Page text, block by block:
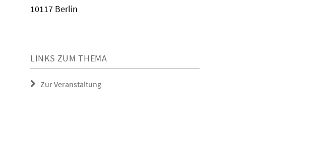
10117 Berlin
LINKS ZUM THEMA
Zur Veranstaltung